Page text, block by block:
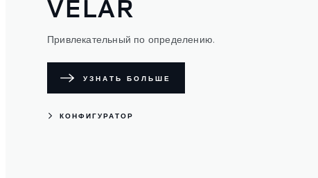
VELAR
Привлекательный по определению.
УЗНАТЬ БОЛЬШЕ
КОНФИГУРАТОР